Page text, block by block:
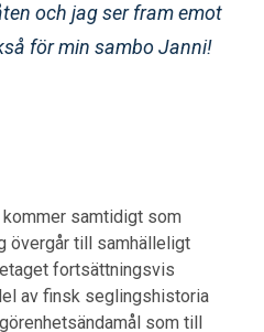
och jag ser fram emot
för min sambo Janni!
samtidigt som
övergår till samhälleligt
fortsättningsvis
av finsk seglingshistoria
som till